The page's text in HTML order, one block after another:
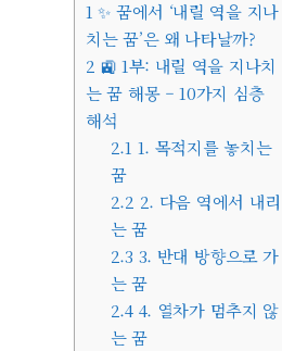
1 ✨ 꿈에서 ‘내릴 역을 지나
치는 꿈’은 왜 나타날까?
2 🚉 1부: 내릴 역을 지나치
는 꿈 해몽 – 10가지 심층
해석
2.1 1. 목적지를 놓치는
꿈
2.2 2. 다음 역에서 내리
는 꿈
2.3 3. 반대 방향으로 가
는 꿈
2.44. 열차가 멈추지 않
는 꿈